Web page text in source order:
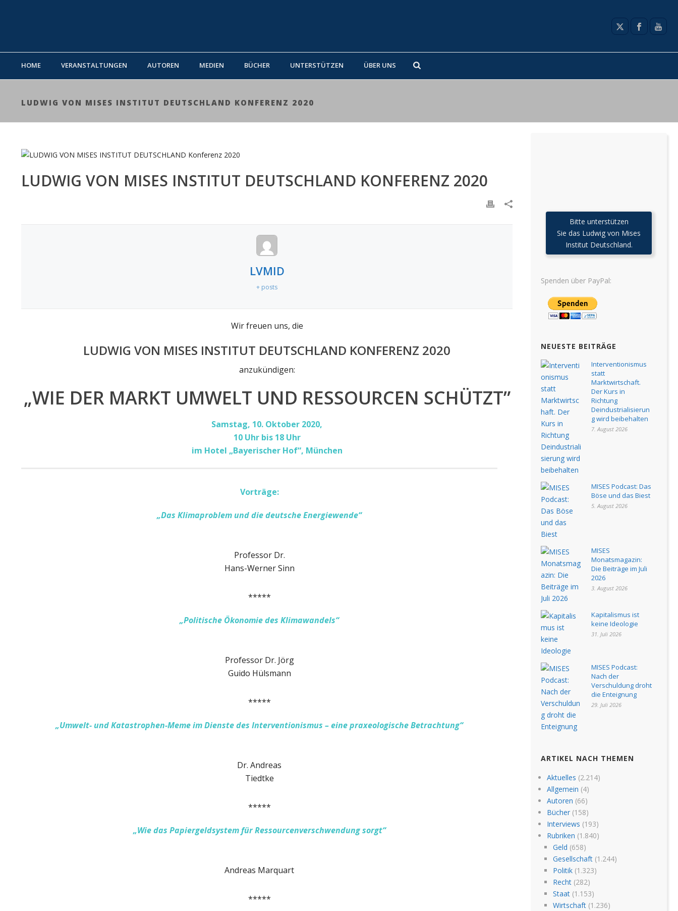
HOME VERANSTALTUNGEN AUTOREN MEDIEN BÜCHER UNTERSTÜTZEN ÜBER UNS
LUDWIG VON MISES INSTITUT DEUTSCHLAND KONFERENZ 2020
LUDWIG VON MISES INSTITUT DEUTSCHLAND KONFERENZ 2020
LVMID
+ posts
Wir freuen uns, die
LUDWIG VON MISES INSTITUT DEUTSCHLAND KONFERENZ 2020
anzukündigen:
„WIE DER MARKT UMWELT UND RESSOURCEN SCHÜTZT”
Samstag, 10. Oktober 2020,
10 Uhr bis 18 Uhr
im Hotel „Bayerischer Hof“, München
Vorträge:
„Das Klimaproblem und die deutsche Energiewende“
Professor Dr.
Hans-Werner Sinn
*****
„Politische Ökonomie des Klimawandels“
Professor Dr. Jörg
Guido Hülsmann
*****
„Umwelt- und Katastrophen-Meme im Dienste des Interventionismus –eine praxeologische Betrachtung“
Dr. Andreas
Tiedtke
*****
„Wie das Papiergeldsystem für Ressourcenverschwendung sorgt“
Andreas Marquart
*****
Bitte unterstützen
Sie das Ludwig von Mises
Institut Deutschland.
Spenden über PayPal:
NEUESTE BEITRÄGE
Interventionismus
statt
Marktwirtschaft.
Der Kurs in
Richtung
Deindustrialisierun
g wird beibehalten
7. August 2026
MISES Podcast: Das
Böse und das Biest
5. August 2026
MISES
Monatsmagazin:
Die Beiträge im Juli
2026
3. August 2026
Kapitalismus ist
keine Ideologie
31. Juli 2026
MISES Podcast:
Nach der
Verschuldung droht
die Enteignung
29. Juli 2026
ARTIKEL NACH THEMEN
Aktuelles (2.214)
Allgemein (4)
Autoren (66)
Bücher(158)
Interviews (193)
Rubriken (1.840)
Geld (658)
Gesellschaft(1.244)
Politik(1.323)
Recht(282)
Staat(1.153)
Wirtschaft(1.236)